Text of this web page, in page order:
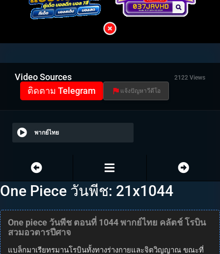
Video Sources 2122 Views
ติดตาม Telegram แจ้งปัญหาวีดีโอ
พากย์ไทย
One Piece วันพีช: 21x1044
One piece วันพีช ตอนที่ 1044 พากย์ไทย คลัตช์ โรบิน
สวมอวตารปีศาจ
แบล็กมาเรียทรมานโรบินทั้งทางร่างกายและจิตวิญญาณ ขณะที่